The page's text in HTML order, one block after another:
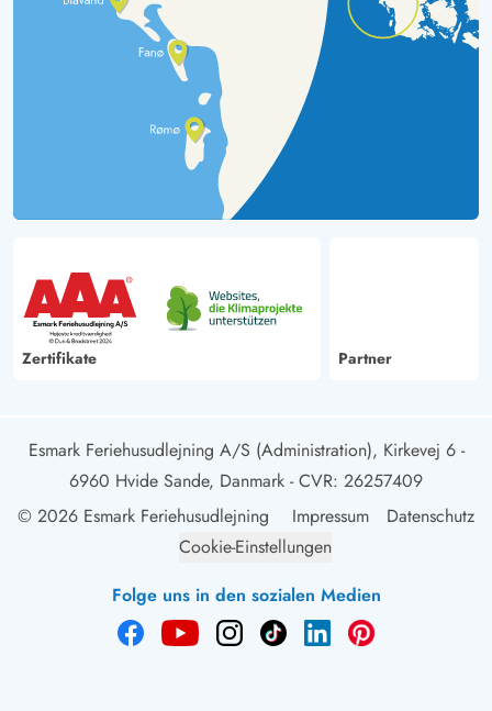
Zertifikate Partner
Esmark Feriehusudlejning A/S (Administration), Kirkevej 6 -
6960 Hvide Sande, Danmark - CVR: 26257409
© 2026 Esmark Feriehusudlejning
Impressum
Datenschutz
Cookie-Einstellungen
Folge uns in den sozialen Medien